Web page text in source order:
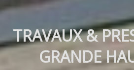
TRAVAUX &
GRANDE